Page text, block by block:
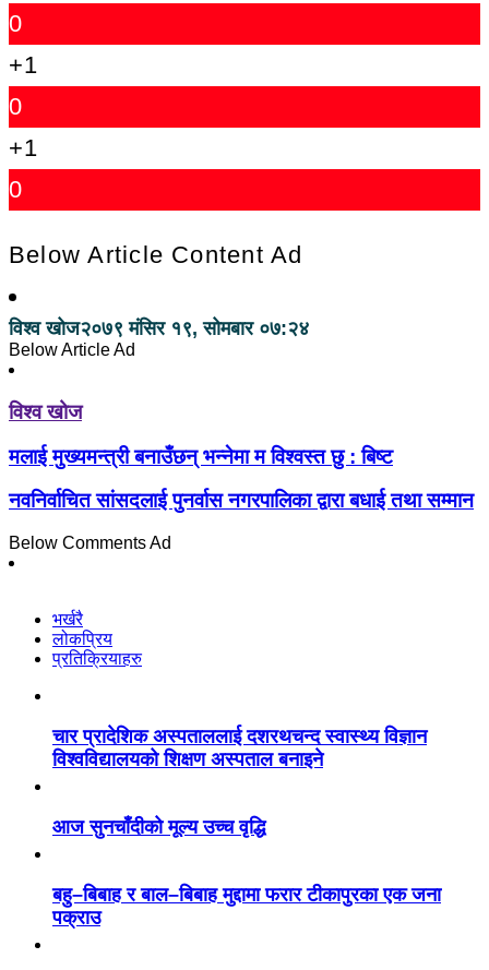
0
+1
0
+1
0
Below Article Content Ad
विश्व खोज२०७९ मंसिर १९, सोमबार ०७:२४
Below Article Ad
विश्व खोज
मलाई मुख्यमन्त्री बनाउँछन् भन्नेमा म विश्वस्त छु : बिष्ट
नवनिर्वाचित सांसदलाई पुनर्वास नगरपालिका द्वारा बधाई तथा सम्मान
Below Comments Ad
भर्खरै
लोकप्रिय
प्रतिक्रियाहरु
चार प्रादेशिक अस्पताललाई दशरथचन्द स्वास्थ्य विज्ञान
विश्वविद्यालयको शिक्षण अस्पताल बनाइने
आज सुनचाँदीको मूल्य उच्च वृद्धि
बहु–बिबाह र बाल–बिबाह मुद्दामा फरार टीकापुरका एक जना
पक्राउ